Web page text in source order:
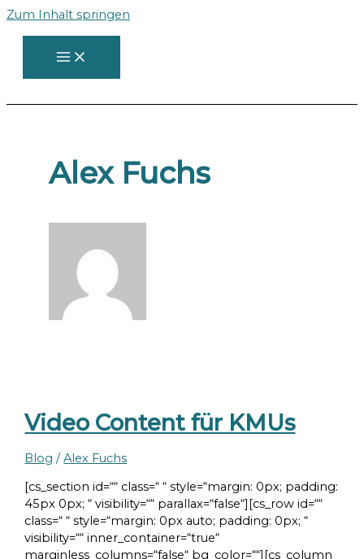
Zum Inhalt springen
Alex Fuchs
Video Content für KMUs
Blog /Alex Fuchs
[cs_section id=““ class=“ “ style=“margin: 0px; padding:
45px 0px; “ visibility=““ parallax=“false“][cs_row id=““
class=“ “ style=“margin: 0px auto; padding: 0px; “
visibility=““ inner_container=“true“
marginless_columns=“false“ bg_color=““][cs_column